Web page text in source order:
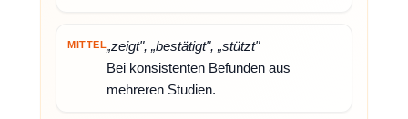
MITTEL„zeigt", „bestätigt", „stützt"
Bei konsistenten Befunden aus
mehreren Studien.